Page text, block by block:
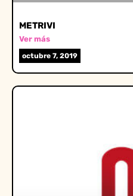
METRIVI
Ver más
octubre 7, 2019